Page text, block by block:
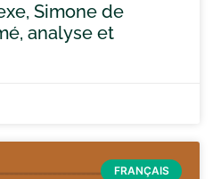
Simone de
analyse et
FRANÇAIS